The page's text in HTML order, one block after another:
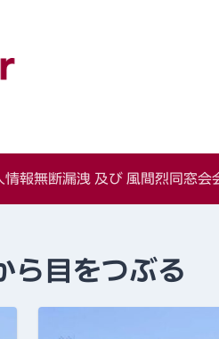
学科同窓会
報無断漏洩 及び 風間烈同窓会
ら目をつぶる